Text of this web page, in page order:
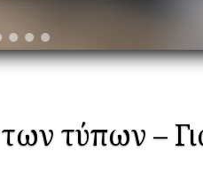
τύπων –